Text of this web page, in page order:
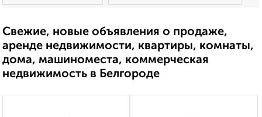
Свежие, новые объявления о продаже,
аренде недвижимости, квартиры, комнаты,
дома, машиноместа, коммерческая
недвижимость в Белгороде